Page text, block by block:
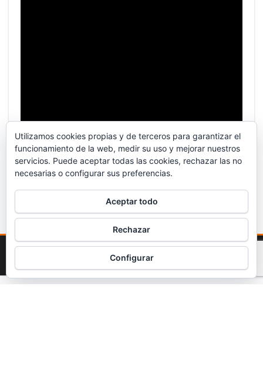
WordPress |Tema:
Utilizamos cookies propias y de terceros para garantizar el
funcionamiento de la web, medir su uso y mejorar nuestros
servicios. Puede aceptar todas las cookies, rechazar las no
necesarias o configurar sus preferencias.
Aceptar todo
Rechazar
Configurar